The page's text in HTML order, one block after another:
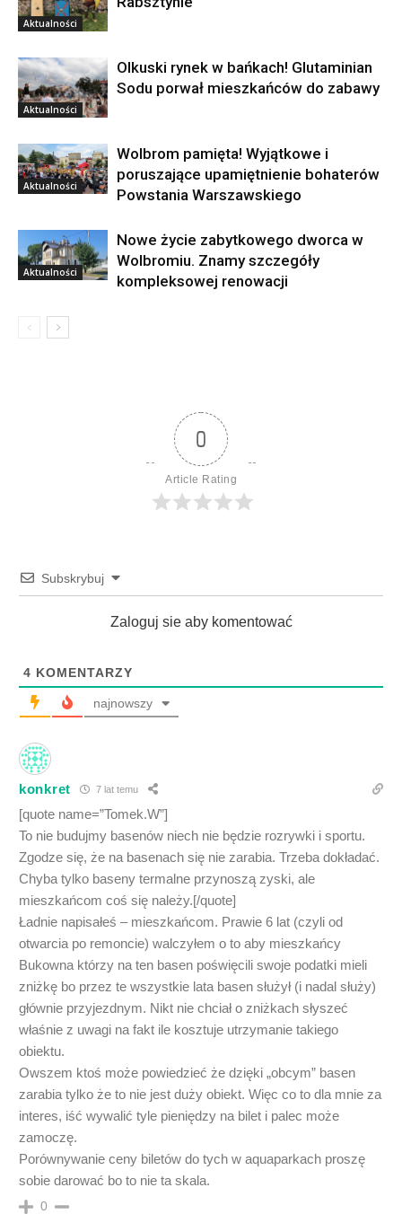
Aktualności
Aktualności
Olkuski rynek w bańkach! Glutaminian
Sodu porwał mieszkańców do zabawy
Aktualności
Wolbrom pamięta! Wyjątkowe i
poruszające upamiętnienie bohaterów
Powstania Warszawskiego
Aktualności
Nowe życie zabytkowego dworca w
Wolbromiu. Znamy szczegóły
kompleksowej renowacji
0
Article Rating
Subskrybuj
Zaloguj sie aby komentować
4 KOMENTARZY
najnowszy
konkret 7 lat temu
[quote name=”Tomek.W”]
To nie budujmy basenów niech nie będzie rozrywki i sportu.
Zgodze się, że na basenach się nie zarabia. Trzeba dokładać.
Chyba tylko baseny termalne przynoszą zyski, ale
mieszkańcom coś się należy.[/quote]
Ładnie napisałeś – mieszkańcom. Prawie 6 lat (czyli od
otwarcia po remoncie) walczyłem o to aby mieszkańcy
Bukowna którzy na ten basen poświęcili swoje podatki mieli
zniżkę bo przez te wszystkie lata basen służył (i nadal służy)
głównie przyjezdnym. Nikt nie chciał o zniżkach słyszeć
właśnie z uwagi na fakt ile kosztuje utrzymanie takiego
obiektu.
Owszem ktoś może powiedzieć że dzięki „obcym” basen
zarabia tylko że to nie jest duży obiekt. Więc co to dla mnie za
interes, iść wywalić tyle pieniędzy na bilet i palec może
zamoczę.
Porównywanie ceny biletów do tych w aquaparkach proszę
sobie darować bo to nie ta skala.
0